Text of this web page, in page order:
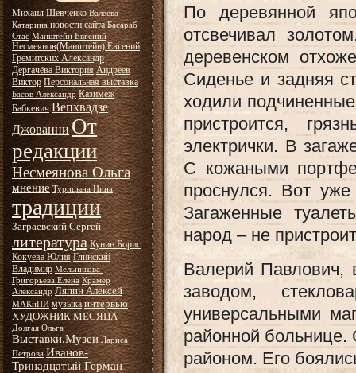
Михаил Шевченко Валеева
Катарина новости сайта Басараб
Стас Манштейн Евгений
Несмеянов(Манштейн) Евгений
Гремитских Александр
Дергачёва Виктория Андреев
Виктор Персональная выставка
Басов Александр Казимеж
Бабкевич Вепхвадзе
Джованни От
редакции
Несмеянова Ольга
мнение Турицына Нина
традиции
Заграевский Сергей
литература Кунин Борис
Кокуева Юлия Глинский
Владимир Мельникова-
Григорьева Елена Крамер
Александр Ляпин Алексей
МАКиПИ музыка интервью
ХУДОЖНИК МЕСЯЦА
Долгая Ольга
Выставки.Музеи Лариса
Петрова Иванов-
Тринадцатый Герман
По деревянной
отсвечивал
деревенском
Сиденье и задняя
ходили
пристроится,
электрички. В
С кожаными
проснулся. Вот
Загаженные
народ – не
Валерий Павлович,
заводом,
универсальными
районной
районом. Его